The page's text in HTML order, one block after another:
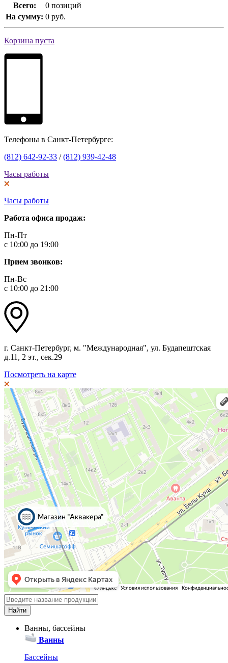
Всего:
0 позиций
На сумму: 0 руб.
Корзина пуста
Телефоны в Санкт-Петербурге:
(812) 642-92-33 /(812) 939-42-48
Часы работы
Часы работы
Работа офиса продаж:
Пн-Пт
с 10:00 до 19:00
Прием звонков:
Пн-Вс
с 10:00 до 21:00
г. Санкт-Петербург, м. "Международная", ул. Будапештская
д.11, 2 эт., сек.29
Посмотреть на карте
Ванны, бассейны
Ванны
Бассейны